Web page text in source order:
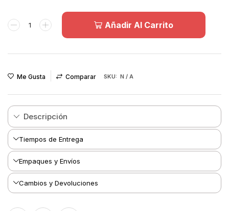
Añadir Al Carrito
Me Gusta Comparar SKU: N / A
Descripción
Tiempos de Entrega
Empaques y Envíos
Cambios y Devoluciones